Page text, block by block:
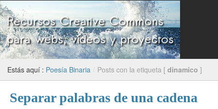
Estás aquí : Poesía Binaria / Posts con la etiqueta [ dinamico ]
Separar palabras de una cadena